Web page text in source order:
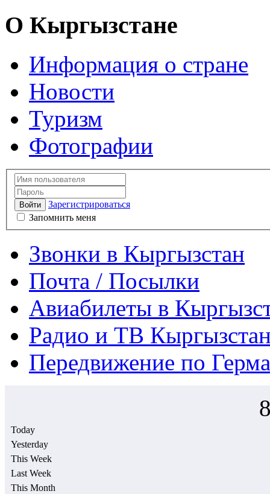
О Кыргызстане
Информация о стране
Новости
Туризм
Фотографии
Войти
Зарегистрироваться
Запомнить меня
Звонки в Кыргызстан
Почта / Посылки
Авиабилеты в
Радио и ТВ
Передвижение по
Today
Yesterday
This Week
Last Week
This Month